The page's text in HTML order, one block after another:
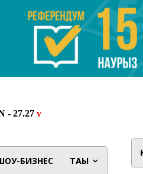
БИЗНЕС ТАҒЫ